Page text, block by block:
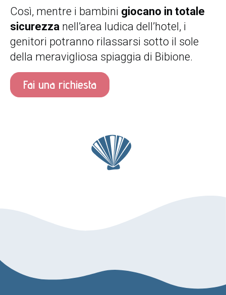
Così, mentre i bambini giocano in totale
sicurezza nell’area ludica dell’hotel, i
genitori potranno rilassarsi sotto il sole
della meravigliosa spiaggia di Bibione.
Fai una richiesta